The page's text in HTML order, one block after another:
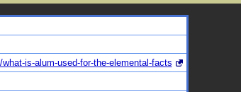
is-alum-used-for-the-elemental-facts